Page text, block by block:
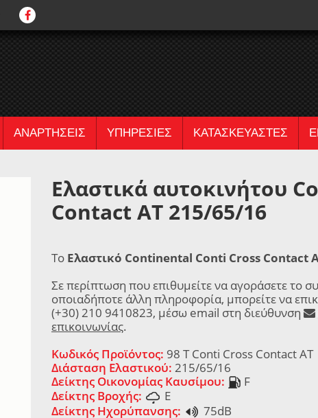
ΑΝΑΡΤΗΣΕΙΣ ΥΠΗΡΕΣΙΕΣ ΚΑΤΑΣΚΕΥΑΣΤΕΣ
Ελαστικά αυτοκινήτου
Contact AT 215/65/16
Το Ελαστικό Continental Conti Cross Contact
Σε περίπτωση που επιθυμείτε να αγοράσετε το
οποιαδήποτε άλλη πληροφορία, μπορείτε να
(+30) 210 9410823, μέσω email στη διεύθυνση
επικοινωνίας.
Κωδικός Προϊόντος: 98 T Conti Cross Contact AT
Διάσταση Ελαστικού: 215/65/16
Δείκτης Οικονομίας Καυσίμου:
F
Δείκτης Βροχής:
E
Δείκτης Ηχορύπανσης:
75dB